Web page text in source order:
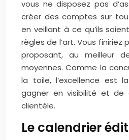
vous ne disposez pas
créer des comptes sur
en veillant à ce qu’ils
règles de l’art. Vous finiriez
proposant, au meilleur
moyennes. Comme la
la toile, l’excellence est
gagner en visibilité et de
clientèle.
Le calendrier